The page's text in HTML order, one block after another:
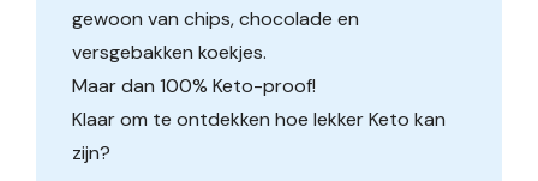
gewoon van chips, chocolade en
versgebakken koekjes.
Maar dan 100% Keto-proof!
Klaar om te ontdekken hoe lekker Keto kan
zijn?